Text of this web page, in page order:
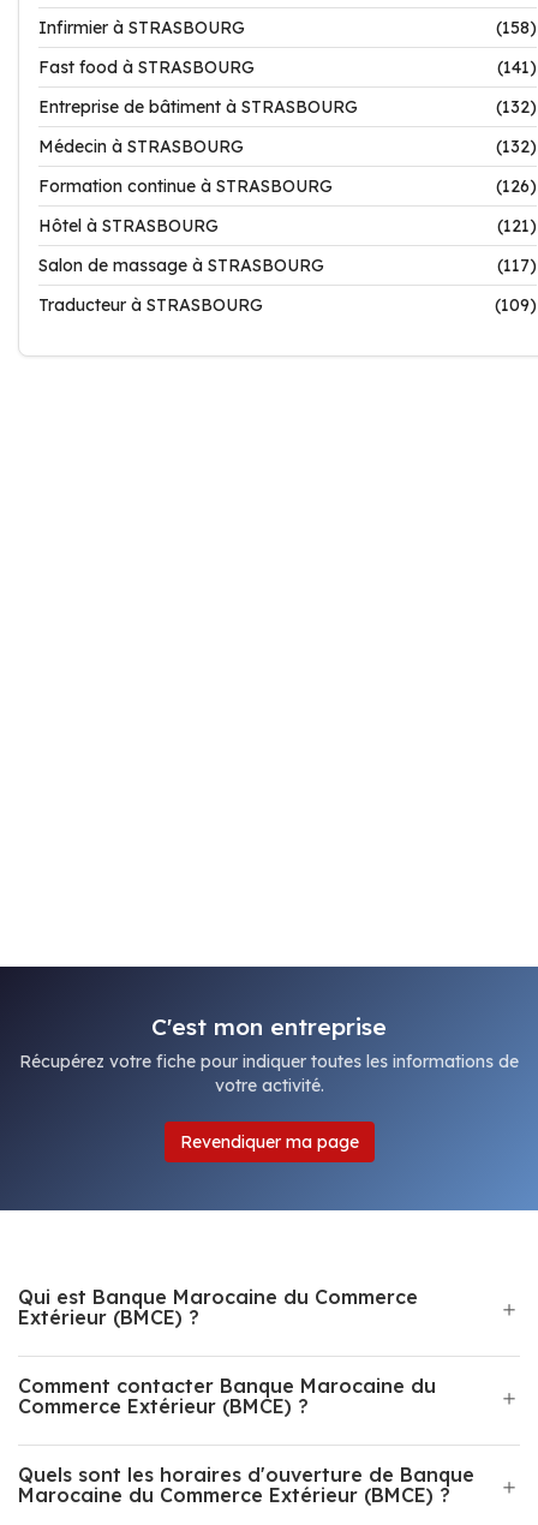
Infirmier à STRASBOURG
(158)
Fast food à STRASBOURG
(141)
Entreprise de bâtiment à STRASBOURG
(132)
Médecin à STRASBOURG
(132)
Formation continue à STRASBOURG
(126)
Hôtel à STRASBOURG
(121)
Salon de massage à STRASBOURG
(117)
Traducteur à STRASBOURG
(109)
C'est mon entreprise
Récupérez votre fiche pour indiquer toutes les informations de
votre activité.
Revendiquer ma page
Qui est Banque Marocaine du Commerce
Extérieur (BMCE) ?
Comment contacter Banque Marocaine du
Commerce Extérieur (BMCE) ?
Quels sont les horaires d'ouverture de Banque
Marocaine du Commerce Extérieur (BMCE) ?